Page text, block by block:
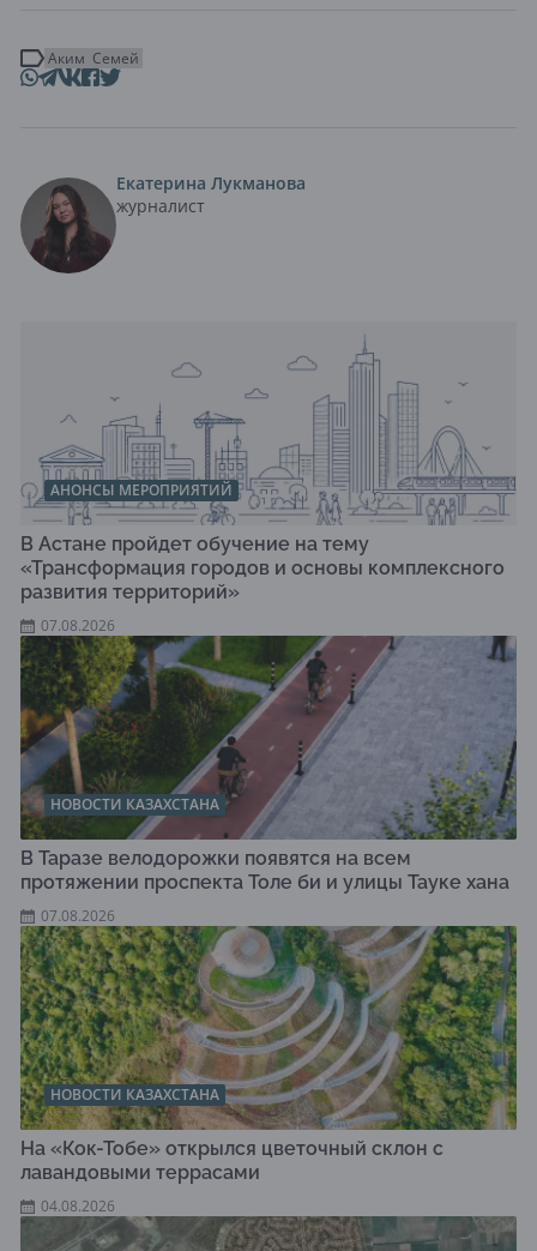
Аким Семей
Екатерина Лукманова
журналист
АНОНСЫ МЕРОПРИЯТИЙ
В Астане пройдет обучение на тему
«Трансформация городов и основы комплексного
развития территорий»
07.08.2026
НОВОСТИ КАЗАХСТАНА
В Таразе велодорожки появятся на всем
протяжении проспекта Толе би и улицы Тауке хана
07.08.2026
НОВОСТИ КАЗАХСТАНА
На «Кок-Тобе» открылся цветочный склон с
лавандовыми террасами
04.08.2026